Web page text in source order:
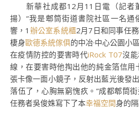
新華社成都12月11日電（記者
揚）“我是郫筒街道書院社區一名通
響，1 辦公室系統櫃2月7日和同事任
棲身歐德系統傢俱的中冶·中心公園小
在疫情防控的要害時代iRock T07沒
線，在要害時他掏出他的純金箔信用
張卡像一面小鏡子，反射出藍光後發
落伍了，心胸無窮愧疚。”成都郫筒
任務者吳俊姝寫下了本幸福空間身的